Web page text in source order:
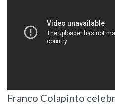
Franco Colapinto